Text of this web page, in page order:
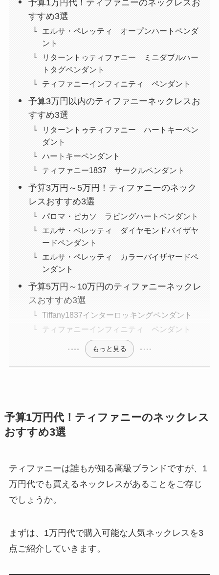
予算1万円代！ティファニーのネックレスお
すすめ3選
エルサ・ペレッティ オープンハートペンダ
ント
リターントゥティファニー ミニダブルハー
トタグペンダント
ティファニーインフィニティ ペンダント
予算3万円以内のティファニーネックレスお
すすめ3選
リターントゥティファニー ハートキーペン
ダント
ハートキーペンダント
ティファニー1837 サークルペンダント
予算3万円～5万円！ティファニーのネック
レスおすすめ3選
パロマ・ピカソ ラビングハートペンダント
エルサ・ペレッティ ダイヤモンドバイザヤ
ードペンダント
エルサ・ペレッティ カラーバイザヤードペ
ンダント
予算5万円～10万円のティファニーネックレ
スおすすめ3選
Tiffany1837インターロッキングペンダント
ティファニーインフィニティ ペンダント
もっと見る
予算1万円代！ティファニーのネックレス
おすすめ3選
ティファニーは誰もが知る高級ブランドですが、1
万円代でも買えるネックレスがあることをご存じ
でしょうか。
まずは、1万円代で購入可能な人気ネックレスを3
点ご紹介していきます。